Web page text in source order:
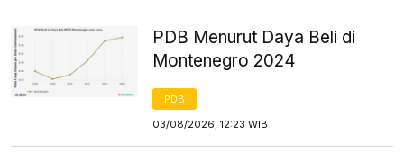
PDB Menurut Daya Beli di
Montenegro 2024
PDB
03/08/2026, 12:23 WIB